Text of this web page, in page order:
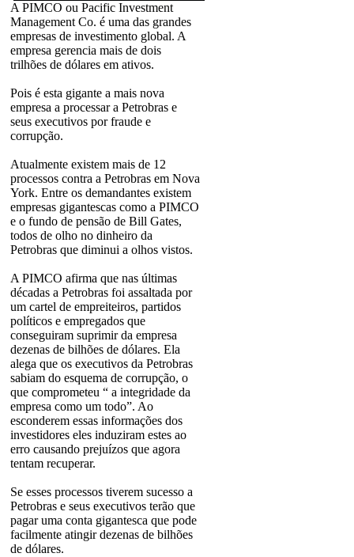
A PIMCO ou Pacific Investment
Management Co. é uma das grandes
empresas de investimento global. A
empresa gerencia mais de dois
trilhões de dólares em ativos.
Pois é esta gigante a mais nova
empresa a processar a Petrobras e
seus executivos por fraude e
corrupção.
Atualmente existem mais de 12
processos contra a Petrobras em Nova
York. Entre os demandantes existem
empresas gigantescas como a PIMCO
e o fundo de pensão de Bill Gates,
todos de olho no dinheiro da
Petrobras que diminui a olhos vistos.
A PIMCO afirma que nas últimas
décadas a Petrobras foi assaltada por
um cartel de empreiteiros, partidos
políticos e empregados que
conseguiram suprimir da empresa
dezenas de bilhões de dólares. Ela
alega que os executivos da Petrobras
sabiam do esquema de corrupção, o
que comprometeu “ a integridade da
empresa como um todo”. Ao
esconderem essas informações dos
investidores eles induziram estes ao
erro causando prejuízos que agora
tentam recuperar.
Se esses processos tiverem sucesso a
Petrobras e seus executivos terão que
pagar uma conta gigantesca que pode
facilmente atingir dezenas de bilhões
de dólares.